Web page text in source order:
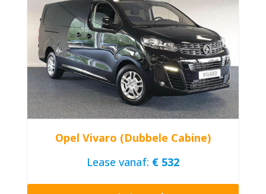
Opel Vivaro (Dubbele Cabine)
Lease vanaf: € 532